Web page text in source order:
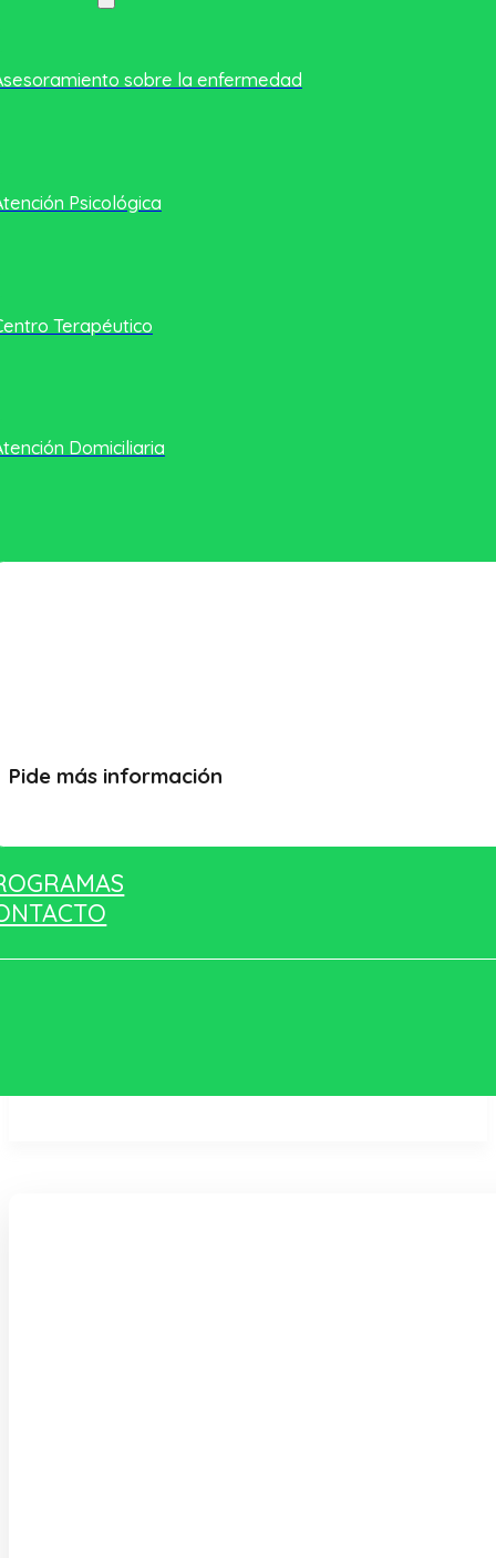
sobre la enfermedad
Psicológica
Terapéutico
Domiciliaria
Pide más información